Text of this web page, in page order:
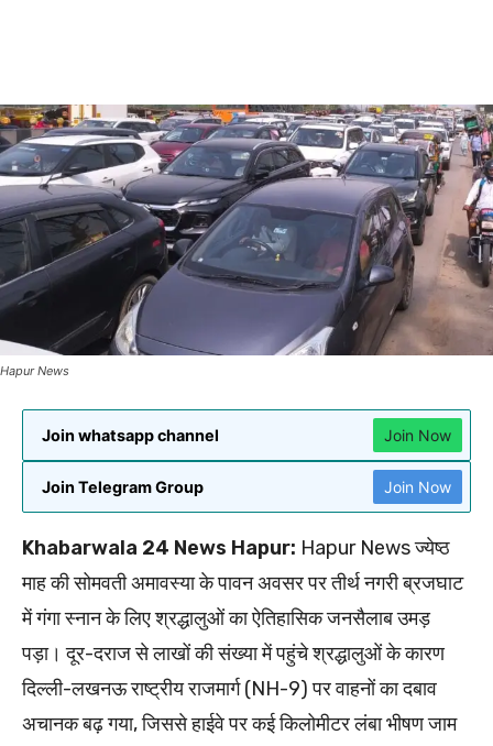
Hapur News
Join whatsapp channel Join Now
Join Telegram Group Join Now
Khabarwala 24 News Hapur: Hapur News ज्येष्ठ
माह की सोमवती अमावस्या के पावन अवसर पर तीर्थ नगरी ब्रजघाट
में गंगा स्नान के लिए श्रद्धालुओं का ऐतिहासिक जनसैलाब उमड़
पड़ा। दूर-दराज से लाखों की संख्या में पहुंचे श्रद्धालुओं के कारण
दिल्ली-लखनऊ राष्ट्रीय राजमार्ग (NH-9) पर वाहनों का दबाव
अचानक बढ़ गया, जिससे हाईवे पर कई किलोमीटर लंबा भीषण जाम